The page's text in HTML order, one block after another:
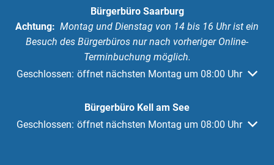
Bürgerbüro Saarburg
Achtung: Montag und Dienstag von 14 bis 16 Uhr ist ein
Besuch des Bürgerbüros nur nach vorheriger Online-
Terminbuchung möglich.
Klicken, um weitere Öffnungs- oder Schließzeiten
Geschlossen: öffnet nächsten Montag um 08:00 Uhr
Bürgerbüro Kell am See
Klicken, um weitere Öffnungs- oder Schließzeiten
Geschlossen: öffnet nächsten Montag um 08:00 Uhr